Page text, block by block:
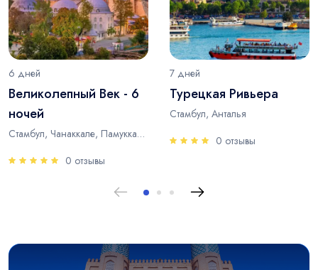
6 дней
Великолепный Век - 6
ночей
Стамбул, Чанаккале, Памуккале, Анталья
0 отзывы
7 дней
Турецкая Ривьера
Стамбул, Анталья
0 отзывы